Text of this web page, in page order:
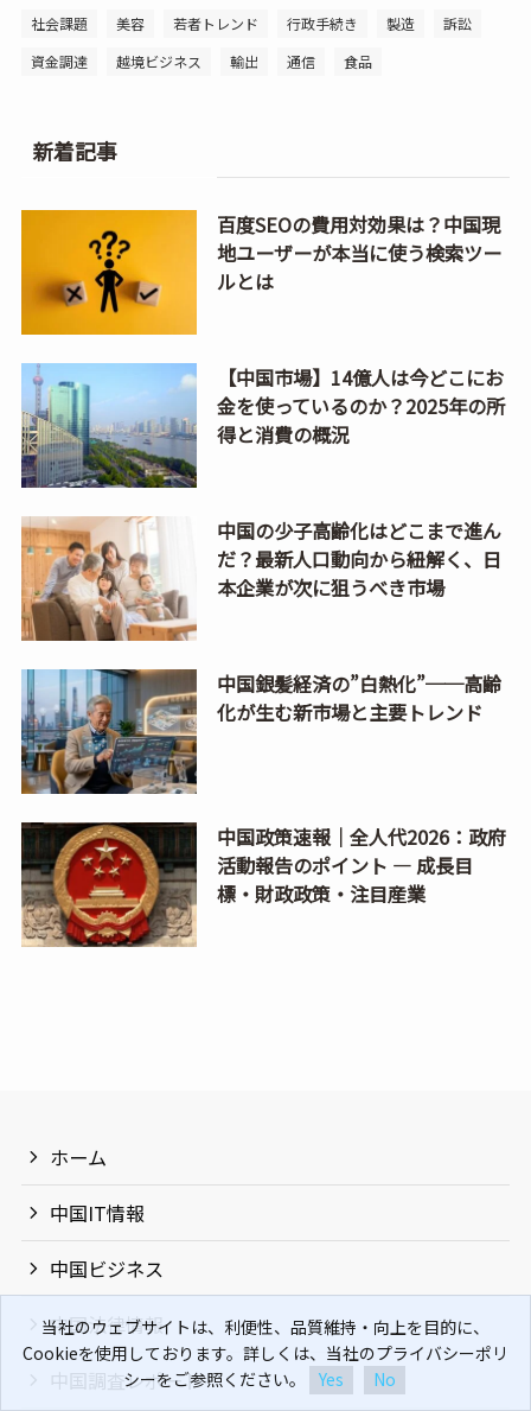
社会課題
美容 若者トレンド 行政手続き 製造
訴訟
資金調達
越境ビジネス 輸出 通信 食品
新着記事
百度SEOの費用対効果は？中国現
地ユーザーが本当に使う検索ツー
ルとは
【中国市場】14億人は今どこにお
金を使っているのか？2025年の所
得と消費の概況
中国の少子高齢化はどこまで進ん
だ？最新人口動向から紐解く、日
本企業が次に狙うべき市場
中国銀髪経済の”白熱化”──高齢
化が生む新市場と主要トレンド
中国政策速報｜全人代2026：政府
活動報告のポイント ― 成長目
標・財政政策・注目産業
ホーム
中国IT情報
中国ビジネス
中国法律情報
中国調査レポート
当社のウェブサイトは、利便性、品質維持・向上を目的に、
Cookieを使用しております。詳しくは、当社のプライバシーポリ
シーをご参照ください。
Yes No